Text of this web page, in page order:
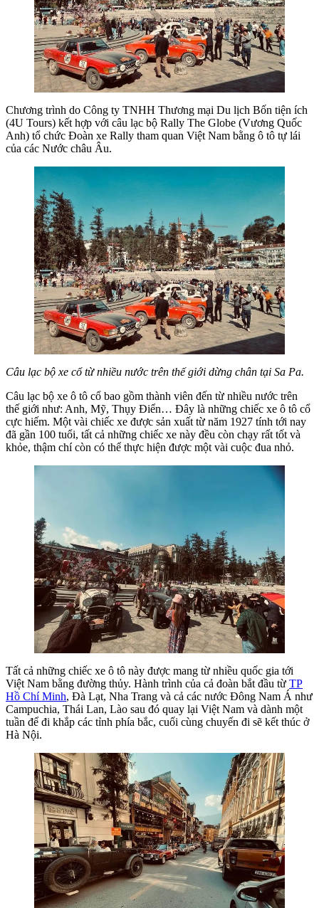
Chương trình do Công ty TNHH Thương mại Du lịch Bốn tiện ích
(4U Tours) kết hợp với câu lạc bộ Rally The Globe (Vương Quốc
Anh) tổ chức Đoàn xe Rally tham quan Việt Nam bằng ô tô tự lái
của các Nước châu Âu.
Câu lạc bộ xe cổ từ nhiều nước trên thế giới dừng chân tại Sa Pa.
Câu lạc bộ xe ô tô cổ bao gồm thành viên đến từ nhiều nước trên
thế giới như: Anh, Mỹ, Thụy Điển… Đây là những chiếc xe ô tô cổ
cực hiếm. Một vài chiếc xe được sản xuất từ năm 1927 tính tới nay
đã gần 100 tuổi, tất cả những chiếc xe này đều còn chạy rất tốt và
khỏe, thậm chí còn có thể thực hiện được một vài cuộc đua nhỏ.
Tất cả những chiếc xe ô tô này được mang từ nhiều quốc gia tới
Việt Nam bằng đường thủy. Hành trình của cả đoàn bắt đầu từ TP
Hồ Chí Minh, Đà Lạt, Nha Trang và cả các nước Đông Nam Á như
Campuchia, Thái Lan, Lào sau đó quay lại Việt Nam và dành một
tuần để đi khắp các tỉnh phía bắc, cuối cùng chuyến đi sẽ kết thúc ở
Hà Nội.